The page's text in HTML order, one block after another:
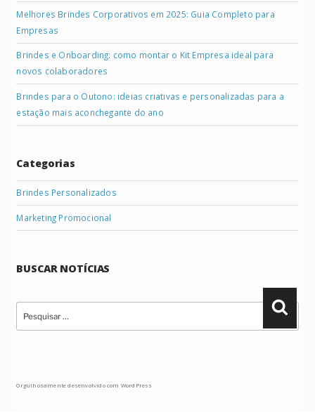
Melhores Brindes Corporativos em 2025: Guia Completo para
Empresas
Brindes e Onboarding: como montar o Kit Empresa ideal para
novos colaboradores
Brindes para o Outono: ideias criativas e personalizadas para a
estação mais aconchegante do ano
Categorias
Brindes Personalizados
Marketing Promocional
BUSCAR NOTÍCIAS
por:
Orgulhosamente desenvolvido com WordPress